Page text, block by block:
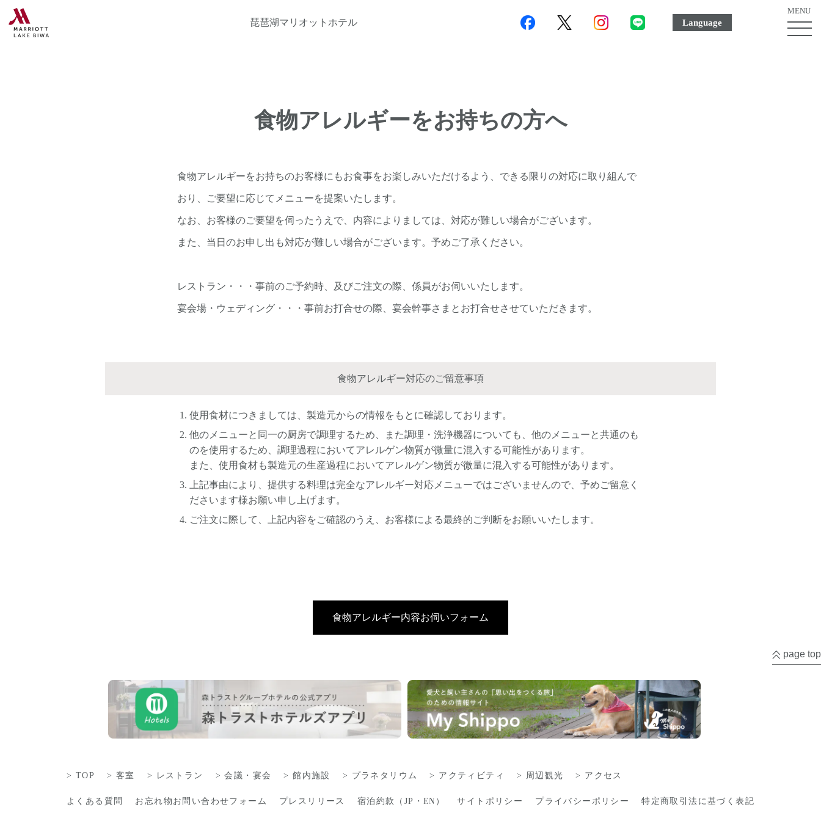
琵琶湖マリオットホテル Language
MENU
食物アレルギーをお持ちの方へ
食物アレルギーをお持ちのお客様にもお食事をお楽しみいただけるよう、できる限りの対応に取り組んで
おり、ご要望に応じてメニューを提案いたします。
なお、お客様のご要望を伺ったうえで、内容によりましては、対応が難しい場合がございます。
また、当日のお申し出も対応が難しい場合がございます。予めご了承ください。
レストラン・・・事前のご予約時、及びご注文の際、係員がお伺いいたします。
宴会場・ウェディング・・・事前お打合せの際、宴会幹事さまとお打合せさせていただきます。
食物アレルギー対応のご留意事項
使用食材につきましては、製造元からの情報をもとに確認しております。
他のメニューと同一の厨房で調理するため、また調理・洗浄機器についても、他のメニューと共通のも
のを使用するため、調理過程においてアレルゲン物質が微量に混入する可能性があります。
また、使用食材も製造元の生産過程においてアレルゲン物質が微量に混入する可能性があります。
上記事由により、提供する料理は完全なアレルギー対応メニューではございませんので、予めご留意く
ださいます様お願い申し上げます。
ご注文に際して、上記内容をご確認のうえ、お客様による最終的ご判断をお願いいたします。
食物アレルギー内容お伺いフォーム
page top
TOP 客室 レストラン 会議・宴会 館内施設 プラネタリウム アクティビティ 周辺観光 アクセス
よくある質問 お忘れ物お問い合わせフォーム プレスリリース 宿泊約款（ JP ・EN ） サイトポリシー プライバシーポリシー 特定商取引法に基づく表記